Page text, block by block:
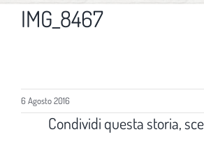
IMG_8467
6 Agosto 2016
Condividi questa storia,